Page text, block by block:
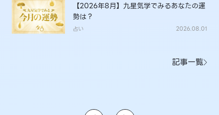
【2026年8月】九星気学でみるあなたの運
勢は？
占い 2026.08.01
記事一覧